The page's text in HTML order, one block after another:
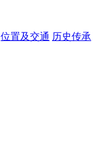
位置及交通 历史传承